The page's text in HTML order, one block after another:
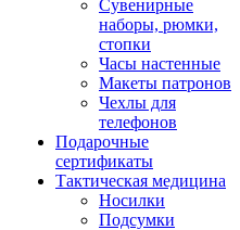
Сувенирные
наборы, рюмки,
стопки
Часы настенные
Макеты патронов
Чехлы для
телефонов
Подарочные
сертификаты
Тактическая медицина
Носилки
Подсумки